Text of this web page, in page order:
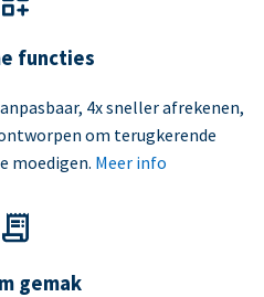
functies
4x sneller afrekenen,
om terugkerende
moedigen. Meer info
gemak